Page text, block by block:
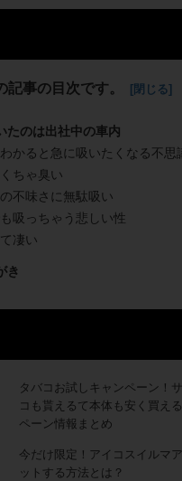
記事の目次です。
たのは出社中の車内
かると急に吸いたくなる不思
ちゃ臭い
不味さに無駄吸い
吸っちゃう悲しい性
凄い
き
タバコお試しキャンペーン！
コも貰えるて本体も安く買え
ペーン情報まとめ
今だけ限定！アイコスイルマ
ットする方法とは？